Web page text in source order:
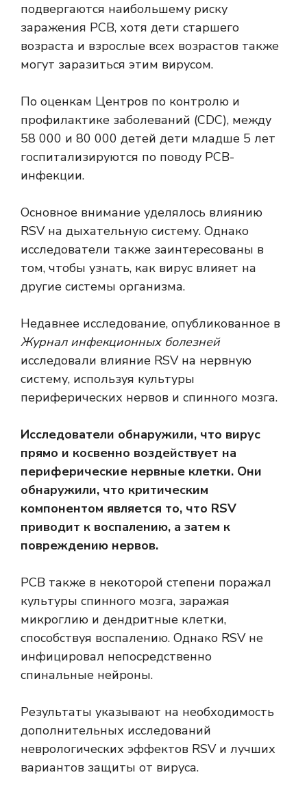
подвергаются наибольшему риску
заражения РСВ, хотя дети старшего
возраста и взрослые всех возрастов также
могут заразиться этим вирусом.
По оценкам Центров по контролю и
профилактике заболеваний (CDC), между
58 000 и 80 000 детей дети младше 5 лет
госпитализируются по поводу РСВ-
инфекции.
Основное внимание уделялось влиянию
RSV на дыхательную систему. Однако
исследователи также заинтересованы в
том, чтобы узнать, как вирус влияет на
другие системы организма.
Недавнее исследование, опубликованное в
Журнал инфекционных болезней
исследовали влияние RSV на нервную
систему, используя культуры
периферических нервов и спинного мозга.
Исследователи обнаружили, что вирус
прямо и косвенно воздействует на
периферические нервные клетки. Они
обнаружили, что критическим
компонентом является то, что RSV
приводит к воспалению, а затем к
повреждению нервов.
РСВ также в некоторой степени поражал
культуры спинного мозга, заражая
микроглию и дендритные клетки,
способствуя воспалению. Однако RSV не
инфицировал непосредственно
спинальные нейроны.
Результаты указывают на необходимость
дополнительных исследований
неврологических эффектов RSV и лучших
вариантов защиты от вируса.